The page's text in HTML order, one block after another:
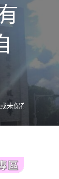
未保存登記建物